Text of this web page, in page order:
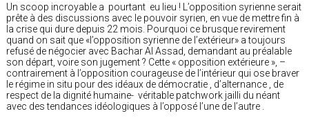
Un scoop incroyable a pourtant eu lieu ! L’opposition syrienne serait
prête à des discussions avec le pouvoir syrien, en vue de mettre fin à
la crise qui dure depuis 22 mois. Pourquoi ce brusque revirement
quand on sait que «l’opposition syrienne de l’extérieur» a toujours
refusé de négocier avec Bachar Al Assad, demandant au préalable
son départ, voire son jugement ? Cette « opposition extérieure », –
contrairement à l’opposition courageuse de l’intérieur qui ose braver
le régime in situ pour des idéaux de démocratie , d’alternance , de
respect de la dignité humaine- véritable patchwork jailli du néant
avec des tendances idéologiques à l’opposé l’une de l’autre .